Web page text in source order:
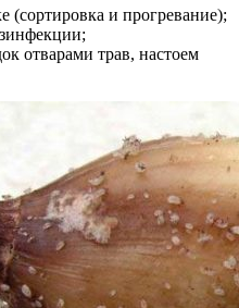
(сортировка и прогревание);
отварами трав, настоем